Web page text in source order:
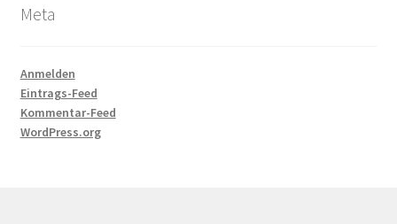
Meta
Anmelden
Eintrags-Feed
Kommentar-Feed
WordPress.org